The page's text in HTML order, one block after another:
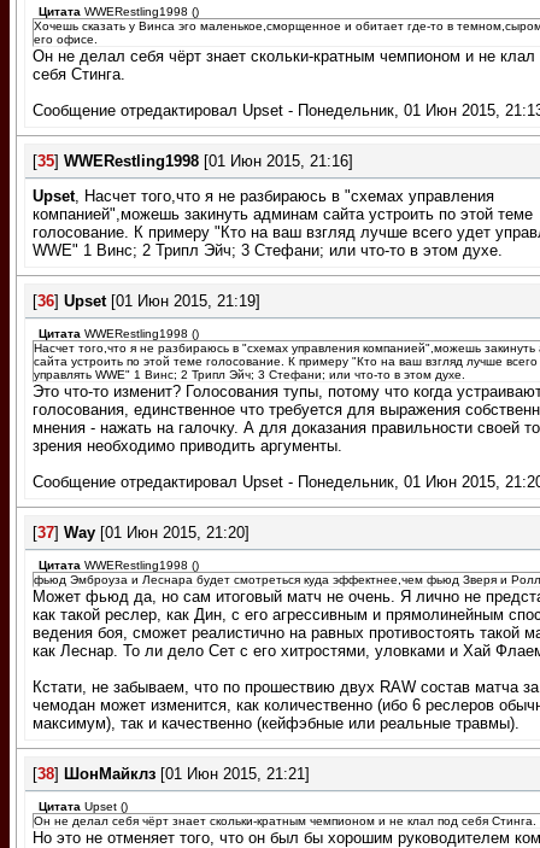
Цитата WWERestling1998 ()
Хочешь сказать у Винса эго маленькое,сморщенное и обитает где-то в
его офисе.
Он не делал себя чёрт знает скольки-кратным чемпионом и не клал
себя Стинга.
Сообщение отредактировал Upset - Понедельник, 01 Июн 2015,
[35] WWERestling1998 [01 Июн 2015, 21:16]
Upset, Насчет того,что я не разбираюсь в "схемах управления
компанией",можешь закинуть админам сайта устроить по этой теме
голосование. К примеру "Кто на ваш взгляд лучше всего удет
WWE" 1 Винс; 2 Трипл Эйч; 3 Стефани; или что-то в этом духе.
[36] Upset[01 Июн 2015, 21:19]
Цитата WWERestling1998 ()
Насчет того,что я не разбираюсь в "схемах управления компанией",можешь
сайта устроить по этой теме голосование. К примеру "Кто на ваш взгляд лучше всего
управлять WWE" 1 Винс; 2 Трипл Эйч; 3 Стефани; или что-то в этом духе.
Это что-то изменит? Голосования тупы, потому что когда
голосования, единственное что требуется для выражения
мнения - нажать на галочку. А для доказания правильности своей
зрения необходимо приводить аргументы.
Сообщение отредактировал Upset - Понедельник, 01 Июн 2015,
[37] Way [01 Июн 2015, 21:20]
Цитата WWERestling1998 ()
фьюд Эмброуза и Леснара будет смотреться куда эффектнее,чем фьюд Зверя и
Может фьюд да, но сам итоговый матч не очень. Я лично не
как такой реслер, как Дин, с его агрессивным и прямолинейным
ведения боя, сможет реалистично на равных противостоять такой
как Леснар. То ли дело Сет с его хитростями, уловками и Хай
Кстати, не забываем, что по прошествию двух RAW состав матча за
чемодан может изменится, как количественно (ибо 6 реслеров
максимум), так и качественно (кейфэбные или реальные травмы).
[38] ШонМайклз [01 Июн 2015, 21:21]
Цитата Upset ()
Он не делал себя чёрт знает скольки-кратным чемпионом и не клал под себя Стинга.
Но это не отменяет того, что он был бы хорошим руководителем